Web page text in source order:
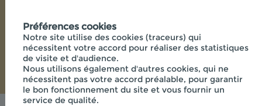
Préférences cookies
Notre site utilise des cookies (traceurs) qui
nécessitent votre accord pour réaliser des statistiques
de visite et d'audience.
Nous utilisons également d'autres cookies, qui ne
nécessitent pas votre accord préalable, pour garantir
le bon fonctionnement du site et vous fournir un
service de qualité.